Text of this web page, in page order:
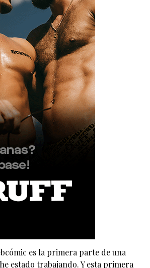
es la primera parte de una
estado trabajando. Y esta primera